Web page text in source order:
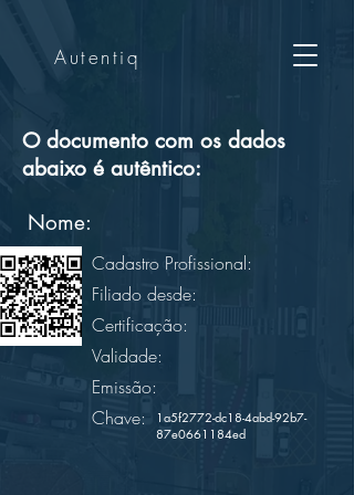
Autentiq
O documento com os dados
abaixo é autêntico:
Nome:
Cadastro Profissional:
Filiado desde:
Certificação:
Validade:
Emissão:
Chave:
1a5f2772-dc18-4abd-92b7-
87e0661184ed